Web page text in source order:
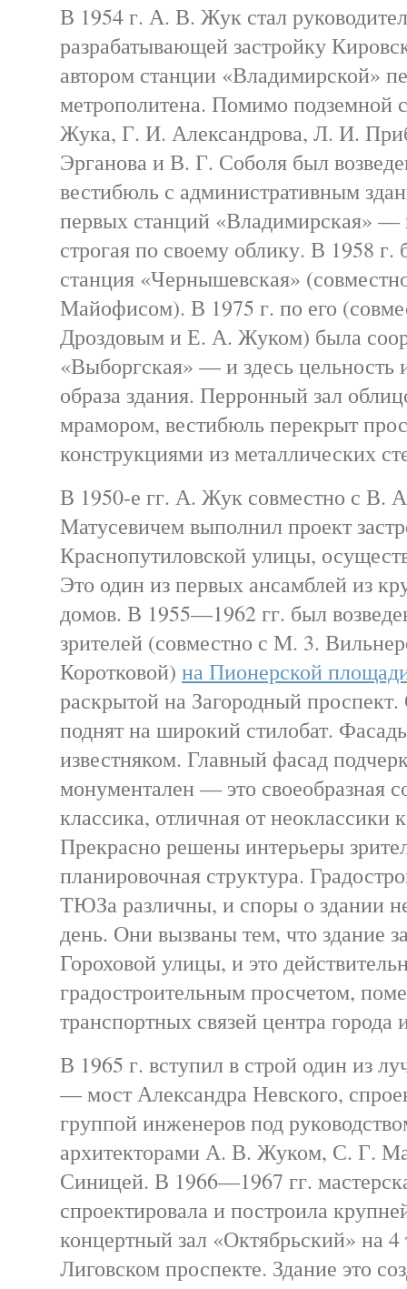
В 1954 г. А. В. Жук стал
разрабатывающей застройку
автором станции «Владимирской»
метрополитена. Помимо подземной
Жука, Г. И. Александрова, Л. И.
Эрганова и В. Г. Соболя был
вестибюль с административным
первых станций «Владимирская» —
строгая по своему облику. В 1958 г.
станция «Чернышевская»
Майофисом). В 1975 г. по его
Дроздовым и Е. А. Жуком) была
«Выборгская» — и здесь цельность
образа здания. Перронный зал
мрамором, вестибюль перекрыт
конструкциями из металлических
В 1950-е гг. А. Жук совместно с В.
Матусевичем выполнил проект
Краснопутиловской улицы,
Это один из первых ансамблей из
домов. В 1955—1962 гг. был
зрителей (совместно с М. 3.
Коротковой) на Пионерской
раскрытой на Загородный
поднят на широкий стилобат.
известняком. Главный фасад
монументален — это своеобразная
классика, отличная от неоклассики
Прекрасно решены интерьеры
планировочная структура.
ТЮЗа различны, и споры о здании
день. Они вызваны тем, что здание
Гороховой улицы, и это
градостроительным просчетом,
транспортных связей центра города
В 1965 г. вступил в строй один из
— мост Александра Невского,
группой инженеров под
архитекторами А. В. Жуком, С. Г.
Синицей. В 1966—1967 гг.
спроектировала и построила
концертный зал «Октябрьский» на
Лиговском проспекте. Здание это